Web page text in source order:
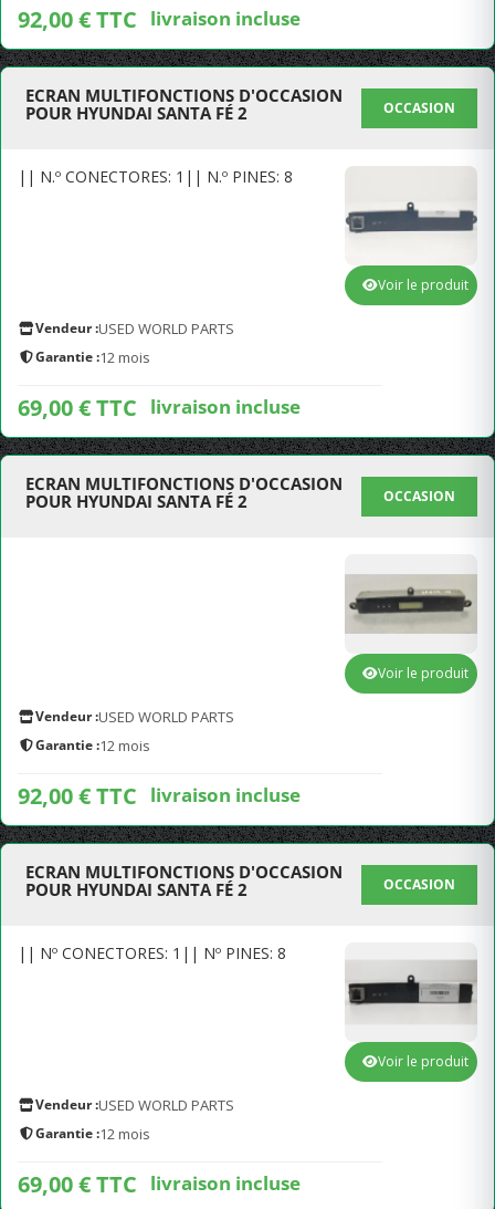
92,00 € TTC livraison incluse
ECRAN MULTIFONCTIONS D'OCCASION
POUR HYUNDAI SANTA FÉ 2
OCCASION
|| N.º CONECTORES: 1|| N.º PINES: 8
Vendeur :USED WORLD PARTS
Garantie :12 mois
69,00 € TTC livraison incluse
Voir le produit
ECRAN MULTIFONCTIONS D'OCCASION
POUR HYUNDAI SANTA FÉ 2
OCCASION
Vendeur :USED WORLD PARTS
Garantie :12 mois
92,00 € TTC livraison incluse
Voir le produit
ECRAN MULTIFONCTIONS D'OCCASION
POUR HYUNDAI SANTA FÉ 2
OCCASION
|| Nº CONECTORES: 1|| Nº PINES: 8
Vendeur :USED WORLD PARTS
Garantie :12 mois
69,00 € TTC livraison incluse
Voir le produit